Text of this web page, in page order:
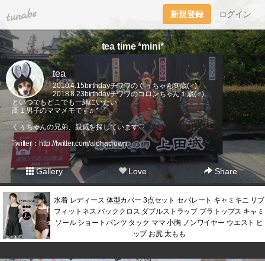
tuna.be 新規登録 ログイン
tea time *mini*
tea
2010.4.15birthdayチワワのくぅちゃん９歳(♂)
2018.8.23birthdayチワワのコロンちゃん１歳(♂)
といつでもどこでも一緒にいたい
高１男子のママメモです♬*゜
くぅちゃんの兄弟、親戚を探しています♡
Twitter： http://twitter.com/alohacrown
Gallery Love Share
水着 レディース 体型カバー 3点セット セパレート キャミキニ リブ
フィットネス バッククロス ダブルストラップ ブラトップス キャミ
ソール ショートパンツ タック ママ 小胸 ノンワイヤー ウエスト ヒ
ップ お尻 太もも